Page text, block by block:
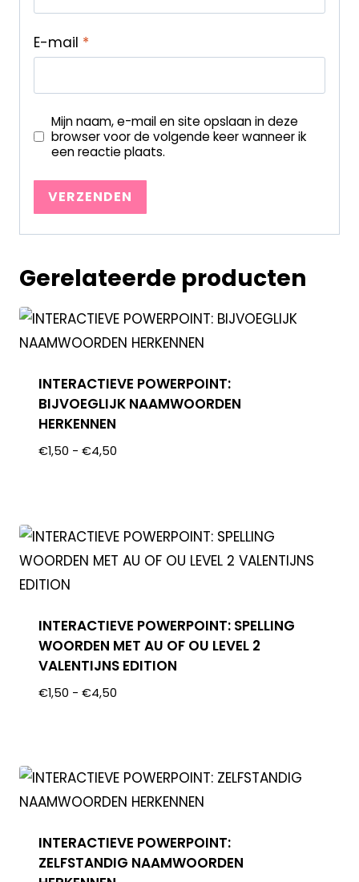
E-mail *
Mijn naam, e-mail en site opslaan in deze
browser voor de volgende keer wanneer ik
een reactie plaats.
Gerelateerde producten
INTERACTIEVE POWERPOINT:
BIJVOEGLIJK NAAMWOORDEN
HERKENNEN
€1,50 - €4,50
INTERACTIEVE POWERPOINT: SPELLING
WOORDEN MET AU OF OU LEVEL 2
VALENTIJNS EDITION
€1,50 - €4,50
INTERACTIEVE POWERPOINT:
ZELFSTANDIG NAAMWOORDEN